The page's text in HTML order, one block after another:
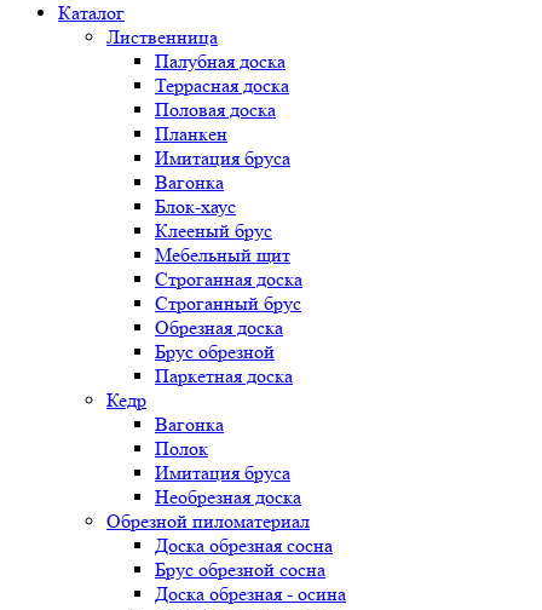
Каталог
Лиственница
Палубная доска
Террасная доска
Половая доска
Планкен
Имитация бруса
Вагонка
Блок-хаус
Клееный брус
Мебельный щит
Строганная доска
Строганный брус
Обрезная доска
Брус обрезной
Паркетная доска
Кедр
Вагонка
Полок
Имитация бруса
Необрезная доска
Обрезной пиломатериал
Доска обрезная сосна
Брус обрезной сосна
Доска обрезная - осина